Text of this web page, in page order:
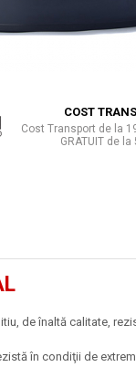
COST
Cost Transport de la
GRATUIT de la
de înaltă calitate,
în condiţii de